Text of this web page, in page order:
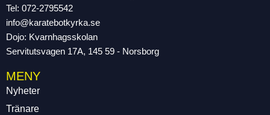
Tel: 072-2795542
info@karatebotkyrka.se
Dojo: Kvarnhagsskolan
Servitutsvagen 17A, 145 59 - Norsborg
MENY
Nyheter
Tränare